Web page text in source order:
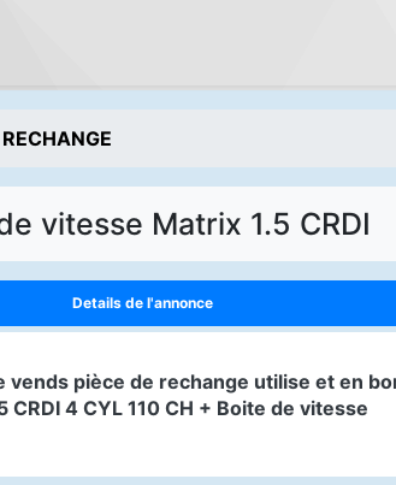
vitesse Matrix 1.5 CRDI
Details de l'annonce
CRDI 4 CYL 110 CH + Boite de vitesse